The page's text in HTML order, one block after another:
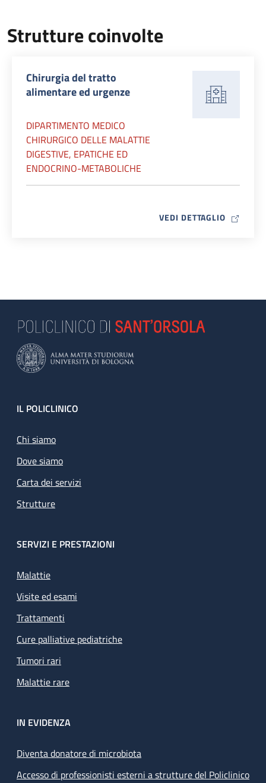
Strutture coinvolte
Chirurgia del tratto
alimentare ed urgenze
DIPARTIMENTO MEDICO
CHIRURGICO DELLE MALATTIE
DIGESTIVE, EPATICHE ED
ENDOCRINO-METABOLICHE
VEDI DETTAGLIO MAP ICON
Footer
IL POLICLINICO
Chi siamo
Dove siamo
Carta dei servizi
Strutture
SERVIZI E PRESTAZIONI
Malattie
Visite ed esami
Trattamenti
Cure palliative pediatriche
Tumori rari
Malattie rare
IN EVIDENZA
Diventa donatore di microbiota
Accesso di professionisti esterni a strutture del Policlinico